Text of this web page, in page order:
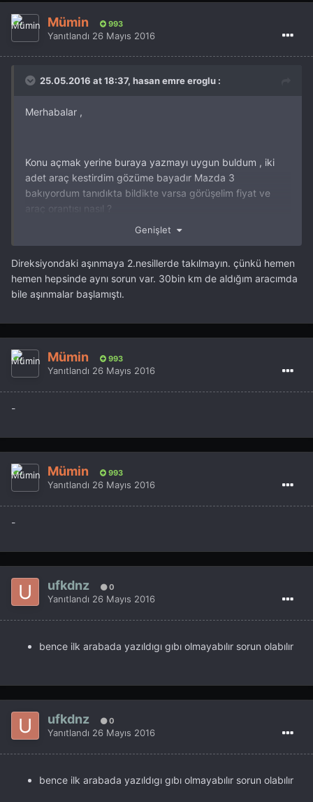
Mümin 993
Yanıtlandı 26 Mayıs 2016
25.05.2016 at 18:37, hasan emre eroglu :
Merhabalar ,
Konu açmak yerine buraya yazmayı uygun buldum , iki
adet araç kestirdim gözüme bayadır Mazda 3
bakıyordum tanıdıkta bildikte varsa görüşelim fiyat ve
araç orantısı nasıl ?
Genişlet
Direksiyondaki aşınmaya 2.nesillerde takılmayın. çünkü hemen
hemen hepsinde aynı sorun var. 30bin km de aldığım aracımda
bile aşınmalar başlamıştı.
Mümin 993
Yanıtlandı 26 Mayıs 2016
-
Mümin 993
Yanıtlandı 26 Mayıs 2016
-
ufkdnz 0
Yanıtlandı 26 Mayıs 2016
bence ilk arabada yazıldıgı gıbı olmayabılır sorun olabılır
ufkdnz 0
Yanıtlandı 26 Mayıs 2016
bence ilk arabada yazıldıgı gıbı olmayabılır sorun olabılır